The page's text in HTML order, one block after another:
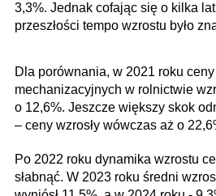
3,3%. Jednak cofając się o kilka
przeszłości tempo wzrostu było
Dla porównania, w 2021 roku ceny
mechanizacyjnych w rolnictwie
o 12,6%. Jeszcze większy skok
– ceny wzrosły wówczas aż o
Po 2022 roku dynamika wzrostu
słabnąć. W 2023 roku średni